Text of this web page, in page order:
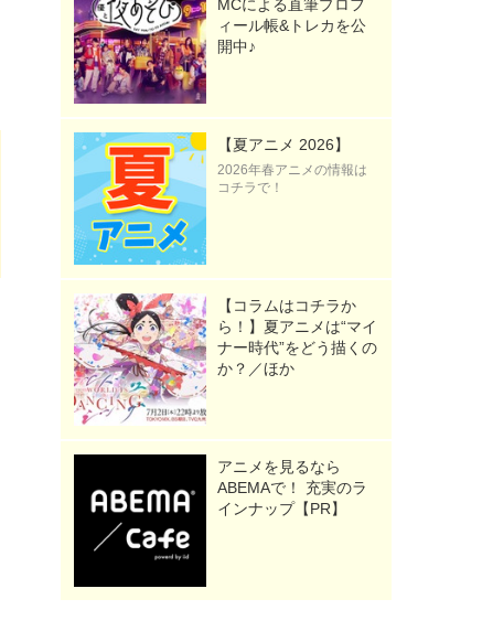
MCによる直筆プロフ
ィール帳&トレカを公
開中♪
【夏アニメ 2026】
2026年春アニメの情報は
コチラで！
【コラムはコチラか
ら！】夏アニメは“マイ
ナー時代”をどう描くの
か？／ほか
アニメを見るなら
ABEMAで！ 充実のラ
インナップ【PR】